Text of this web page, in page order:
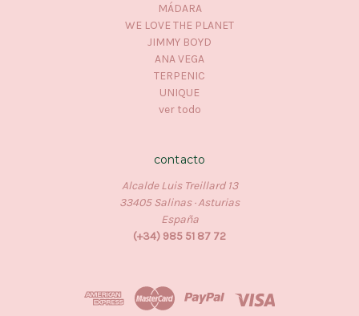
MÁDARA
WE LOVE THE PLANET
JIMMY BOYD
ANA VEGA
TERPENIC
UNIQUE
ver todo
contacto
Alcalde Luis Treillard 13
33405 Salinas · Asturias
España
(+34) 985 51 87 72